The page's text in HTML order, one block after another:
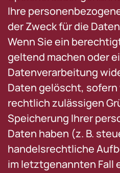
Ihre
der Zweck für die
Wenn Sie ein
geltend machen oder
Datenverarbeitung
Daten gelöscht, sofern
rechtlich zulässigen
Speicherung Ihrer
Daten haben (z. B.
handelsrechtliche
im letztgenannten Fall